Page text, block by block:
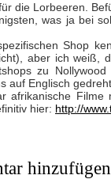
die Lorbeeren.
was ja bei
Shop
aber ich weiß,
zu
auf Englisch
afrikanische
hier: http://
hinzufügen